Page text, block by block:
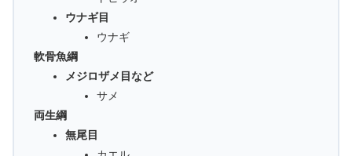
ウナギ目
ウナギ
軟骨魚綱
メジロザメ目など
サメ
両生綱
無尾目